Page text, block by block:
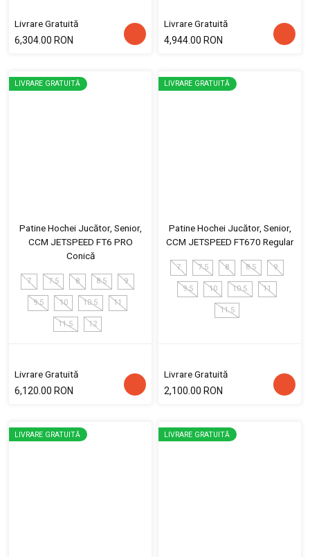
Livrare Gratuită
6,304.00 RON
Livrare Gratuită
4,944.00 RON
LIVRARE GRATUITĂ
Patine Hochei Jucător, Senior,
CCM JETSPEED FT6 PRO
Conică
7 7.5 8 8.5 9
9.5 10 10.5 11
11.5 12
Livrare Gratuită
6,120.00 RON
LIVRARE GRATUITĂ
Patine Hochei Jucător, Senior,
CCM JETSPEED FT670 Regular
7 7.5 8 8.5 9
9.5 10 10.5 11
11.5
Livrare Gratuită
2,100.00 RON
LIVRARE GRATUITĂ LIVRARE GRATUITĂ